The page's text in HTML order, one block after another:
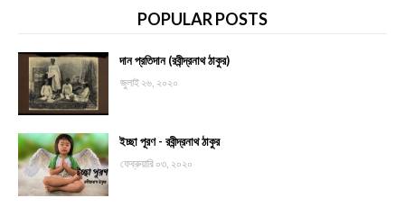
POPULAR POSTS
দান প্রতিদান (রবীন্দ্রনাথ ঠাকুর)
জুলাই ২৬, ২০২০
ইচ্ছা পূরণ - রবীন্দ্রনাথ ঠাকুর
ফেব্রুয়ারি ০৩, ২০২০